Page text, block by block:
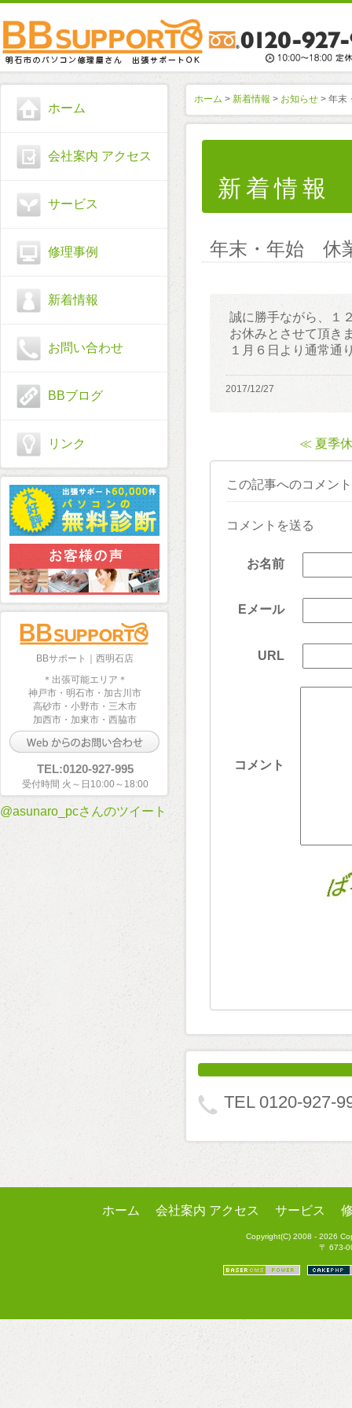
ホーム
会社案内 アクセス
サービス
修理事例
新着情報
お問い合わせ
BBブログ
リンク
BBサポート｜西明石店
＊出張可能エリア＊
神戸市・明石市・加古川市
高砂市・小野市・三木市
加西市・加東市・西脇市
TEL:0120-927-995
受付時間 火～日10:00～18:00
@asunaro_pcさんのツイート
ホーム > 新着情報 > お知らせ > 年末
新着情報
年末・年始 休
誠に勝手ながら、１
お休みとさせて頂き
１月６日より通常通
2017/12/27
≪ 夏季
この記事へのコメント
コメントを送る
お名前
Eメール
URL
コメント
TEL 0120-927-
ホーム 会社案内 アクセス サービス
Copyright(C) 2008 - 2026
〒 673-